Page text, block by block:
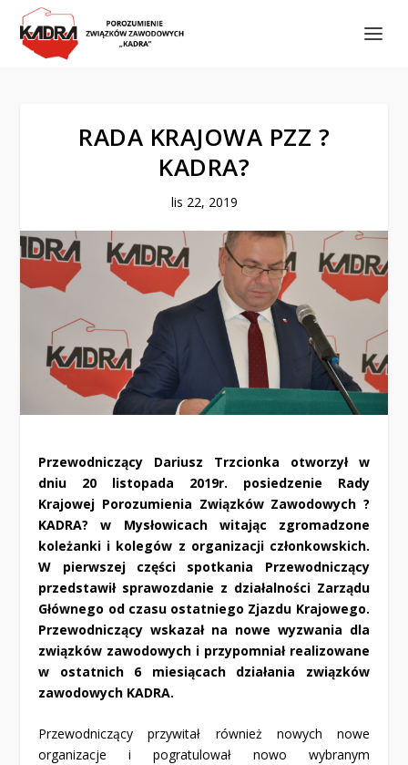
RADA KRAJOWA PZZ ?
KADRA?
lis 22, 2019
Przewodniczący Dariusz Trzcionka otworzył w
dniu 20 listopada 2019r. posiedzenie Rady
Krajowej Porozumienia Związków Zawodowych ?
KADRA? w Mysłowicach witając zgromadzone
koleżanki i kolegów z organizacji członkowskich.
W pierwszej części spotkania Przewodniczący
przedstawił sprawozdanie z działalności Zarządu
Głównego od czasu ostatniego Zjazdu Krajowego.
Przewodniczący wskazał na nowe wyzwania dla
związków zawodowych i przypomniał realizowane
w ostatnich 6 miesiącach działania związków
zawodowych KADRA.
Przewodniczący przywitał również nowych nowe
organizacje i pogratulował nowo wybranym